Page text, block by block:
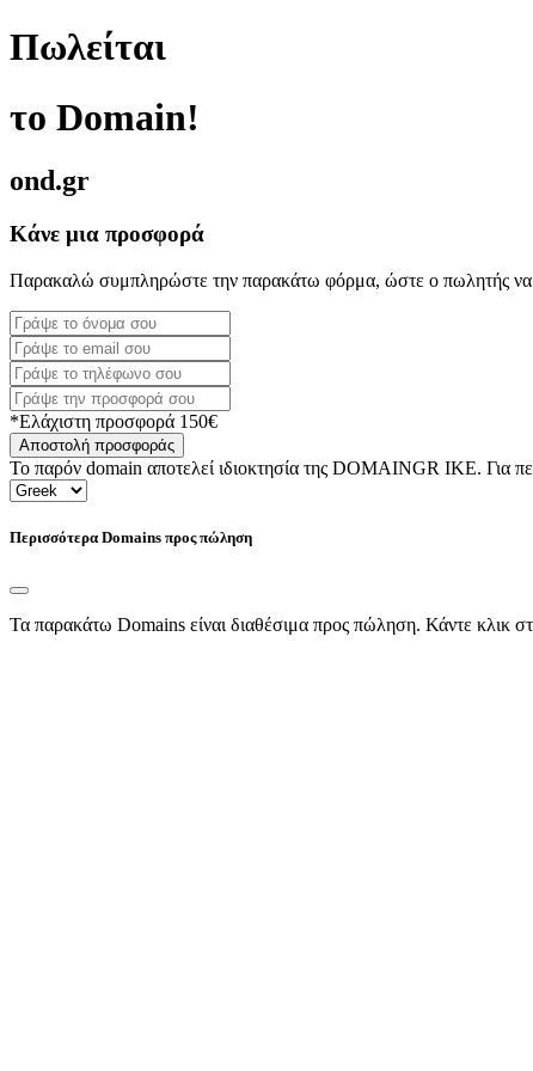
Πωλείται
το Domain!
ond.gr
Κάνε μια προσφορά
Παρακαλώ συμπληρώστε την παρακάτω φόρμα, ώστε ο πωλητής να
*Ελάχιστη προσφορά 150€
Αποστολή προσφοράς
Το παρόν domain αποτελεί ιδιοκτησία της DOMAINGR ΙΚΕ. Για
Περισσότερα Domains προς πώληση
Τα παρακάτω Domains είναι διαθέσιμα προς πώληση. Κάντε κλικ